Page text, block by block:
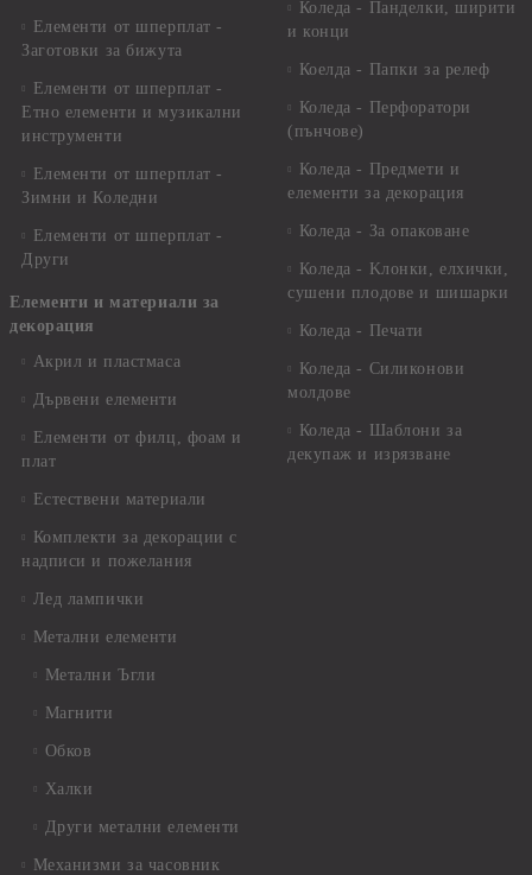
Елементи от шперплат -
Заготовки за бижута
Елементи от шперплат -
Етно елементи и музикални
инструменти
Елементи от шперплат -
Зимни и Коледни
Елементи от шперплат -
Други
Елементи и материали за
декорация
Акрил и пластмаса
Дървени елементи
Елементи от филц, фоам и
плат
Естествени материали
Комплекти за декорации с
надписи и пожелания
Лед лампички
Метални елементи
Метални Ъгли
Магнити
Обков
Халки
Други метални елементи
Механизми за часовник
Коледа - Панделки, ширити
и конци
Коелда - Папки за релеф
Коледа - Перфоратори
(пънчове)
Коледа - Предмети и
елементи за декорация
Коледа - За опаковане
Коледа - Kлонки, елхички,
сушени плодове и шишарки
Коледа - Печати
Коледа - Силиконови
молдове
Коледа - Шаблони за
декупаж и изрязване